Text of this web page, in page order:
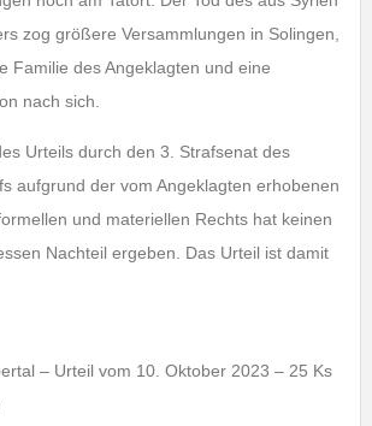
zog größere Versammlungen in Solingen,
Familie des Angeklagten und eine
nach sich.
Urteils durch den 3. Strafsenat des
aufgrund der vom Angeklagten erhobenen
und materiellen Rechts hat keinen
Nachteil ergeben. Das Urteil ist damit
– Urteil vom 10. Oktober 2023 – 25 Ks